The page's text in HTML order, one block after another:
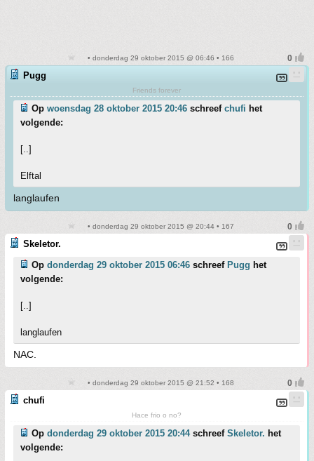
• donderdag 29 oktober 2015 @ 06:46 • 166
Pugg
Friends forever
Op woensdag 28 oktober 2015 20:46 schreef chufi het
volgende:
[..]
Elftal
langlaufen
• donderdag 29 oktober 2015 @ 20:44 • 167
Skeletor.
Op donderdag 29 oktober 2015 06:46 schreef Pugg het
volgende:
[..]
langlaufen
NAC.
• donderdag 29 oktober 2015 @ 21:52 • 168
chufi
Hace frio o no?
Op donderdag 29 oktober 2015 20:44schreef Skeletor. het
volgende: